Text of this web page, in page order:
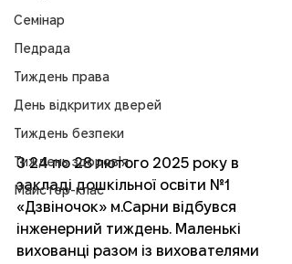
Семінар
Педрада
Тиждень права
День відкритих дверей
Тиждень безпеки
Тиждень здоров'я
Майстер-клас
З 24 по 28 лютого 2025 року в
закладі дошкільної освіти №1
«Дзвіночок» м.Сарни відбувся
інженерний тиждень. Маленькі
вихованці разом із вихователями